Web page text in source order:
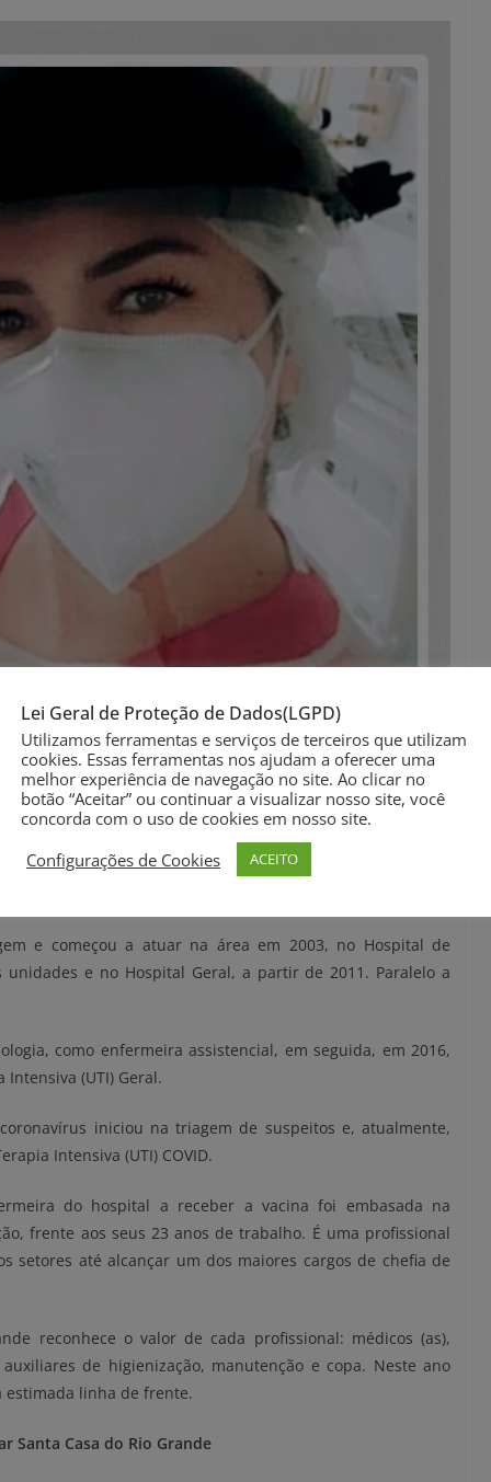
de 1998. Na instituição, cresceu e se desenvolveu
auxiliar de lavanderia, copeira e auxiliar de escritório.
e começou a atuar na área em 2003, no Hospital de
unidades e no Hospital Geral, a partir de 2011. Paralelo a
como enfermeira assistencial, em seguida, em 2016,
(UTI) Geral.
iniciou na triagem de suspeitos e, atualmente,
Intensiva (UTI) COVID.
do hospital a receber a vacina foi embasada na
frente aos seus 23 anos de trabalho. É uma profissional
setores até alcançar um dos maiores cargos de chefia de
reconhece o valor de cada profissional: médicos (as),
de higienização, manutenção e copa. Neste ano
estimada linha de frente.
Santa Casa do Rio Grande
Lei Geral de Proteção de Dados(LGPD)
Utilizamos ferramentas e serviços de terceiros que utilizam
cookies. Essas ferramentas nos ajudam a oferecer uma
melhor experiência de navegação no site. Ao clicar no
botão “Aceitar” ou continuar a visualizar nosso site, você
concorda com o uso de cookies em nosso site.
Configurações de Cookies
ACEITO